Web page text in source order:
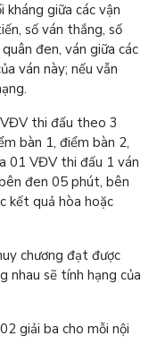
kháng giữa các vận
số ván thắng, số
đen, ván giữa các
ván này; nếu vẫn
thi đấu theo 3
bàn 1, điểm bàn 2,
01 VĐV thi đấu 1 ván
đen 05 phút, bên
kết quả hòa hoặc
chương đạt được
nhau sẽ tính hạng của
giải ba cho mỗi nội